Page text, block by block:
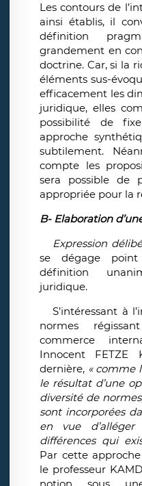
Les contours de
ainsi établis, il
définition
grandement en
doctrine. Car, si la
éléments sus-
efficacement les
juridique, elles
possibilité de
approche
subtilement.
compte les
sera possible de
appropriée pour la
B- Elaboration
Expression
se dégage
définition
juridique.
S’intéressant à
normes
commerce
Innocent FETZE
dernière, « comme
le résultat d’une
diversité de
sont incorporées
en vue
différences qui
Par cette
le professeur